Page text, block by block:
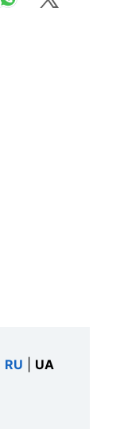
RU UA